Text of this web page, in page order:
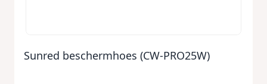
Sunred beschermhoes (CW-PRO25W)